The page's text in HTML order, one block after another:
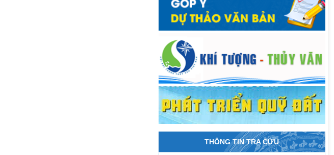
THÔNG TIN TRA CỨU